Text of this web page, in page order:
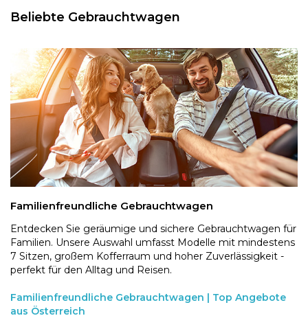
Beliebte Gebrauchtwagen
Familienfreundliche Gebrauchtwagen
Entdecken Sie geräumige und sichere Gebrauchtwagen für
Familien. Unsere Auswahl umfasst Modelle mit mindestens
7 Sitzen, großem Kofferraum und hoher Zuverlässigkeit -
perfekt für den Alltag und Reisen.
Familienfreundliche Gebrauchtwagen | Top Angebote
aus Österreich